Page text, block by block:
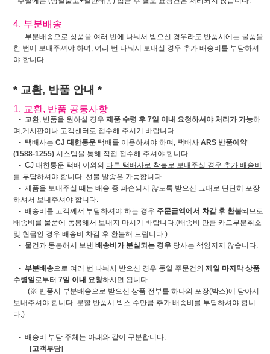
4. 부분배송
- 부분배송으로 상품을 여러 번에 나눠서 받으신 경우라도 반품시에는 물품을
한 번에 보내주셔야 하며, 여러 번 나눠서 보내실 경우 추가 배송비를 부담하셔
야 합니다.
* 교환, 반품 안내 *
1. 교환, 반품 공통사항
- 교환, 반품을 원하실 경우 제품 수령 후 7일 이내 요청하셔야 처리가 가능하
며,게시판이나 고객센터로 접수해 주시기 바랍니다.
- 택배사는 CJ 대한통운 택배를 이용하셔야 하며, 택배사 ARS 반품예약
(1588-1255) 시스템을 통해 직접 접수해 주셔야 합니다.
- CJ 대한통운 택배 이외의 다른 택배사로 착불로 보내주실 경우 추가 배송비
를 부담하셔야 합니다. 선불 발송은 가능합니다.
- 제품을 보내주실 때는 배송 중 파손되지 않도록 받으신 그대로 단단히 포장
하셔서 보내주셔야 합니다.
- 배송비를 고객께서 부담하셔야 하는 경우 주문금액에서 차감 후 환불되므로
배송비를 물품에 동봉해서 보내지 마시기 바랍니다.(배송비 만큼 카드부분취소
및 현금인 경우 배송비 차감 후 환불해 드립니다.)
- 물건과 동봉해서 보낸 배송비가 분실되는 경우 당사는 책임지지 않습니다.
- 부분배송으로 여러 번 나눠서 받으신 경우 동일 주문건의 제일 마지막 상품
수령일로부터 7일 이내 요청하시면 됩니다.
(※ 반품시 부분배송으로 받으신 상품 전부를 하나의 포장(박스)에 담아서
보내주셔야 합니다. 분할 반품시 박스 수만큼 추가 배송비를 부담하셔야 합니
다.)
- 배송비 부담 주체는 아래와 같이 구분합니다.
[고객부담]